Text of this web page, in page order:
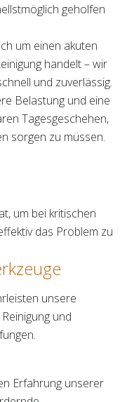
geholfen
um einen akuten
handelt – wir
und zuverlässig.
Belastung und eine
Tagesgeschehen,
sorgen zu müssen.
um bei kritischen
das Problem zu
unsere
und
Erfahrung unserer